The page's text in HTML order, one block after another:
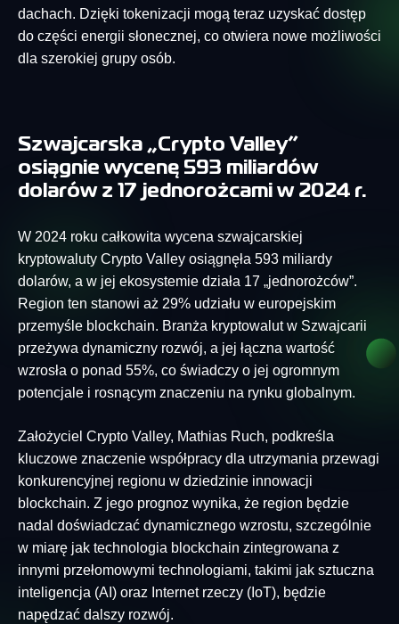
dachach. Dzięki tokenizacji mogą teraz uzyskać dostęp
do części energii słonecznej, co otwiera nowe możliwości
dla szerokiej grupy osób.
Szwajcarska „Crypto Valley”
osiągnie wycenę 593 miliardów
dolarów z 17 jednorożcami w 2024 r.
W 2024 roku całkowita wycena szwajcarskiej
kryptowaluty Crypto Valley osiągnęła 593 miliardy
dolarów, a w jej ekosystemie działa 17 „jednorożców”.
Region ten stanowi aż 29% udziału w europejskim
przemyśle blockchain. Branża kryptowalut w Szwajcarii
przeżywa dynamiczny rozwój, a jej łączna wartość
wzrosła o ponad 55%, co świadczy o jej ogromnym
potencjale i rosnącym znaczeniu na rynku globalnym.
Założyciel Crypto Valley, Mathias Ruch, podkreśla
kluczowe znaczenie współpracy dla utrzymania przewagi
konkurencyjnej regionu w dziedzinie innowacji
blockchain. Z jego prognoz wynika, że region będzie
nadal doświadczać dynamicznego wzrostu, szczególnie
w miarę jak technologia blockchain zintegrowana z
innymi przełomowymi technologiami, takimi jak sztuczna
inteligencja (AI) oraz Internet rzeczy (IoT), będzie
napędzać dalszy rozwój.